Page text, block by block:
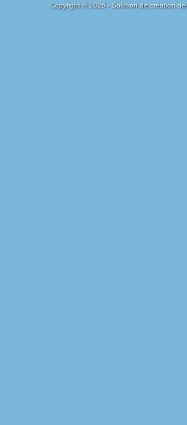
Copyright © 2026 - Solution de création